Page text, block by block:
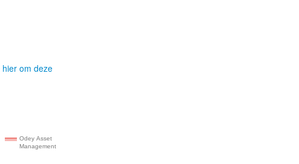
hier om deze
Odey Asset
Management